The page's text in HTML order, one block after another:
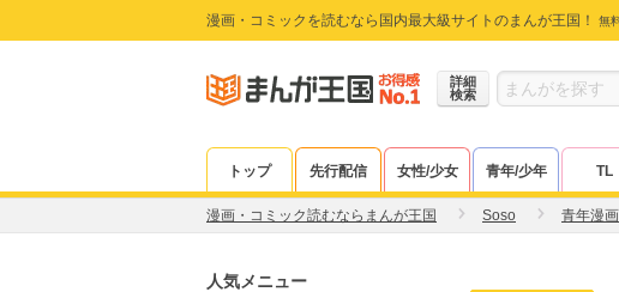
漫画・コミックを読むなら国内最大級サイトのまんが王国！ 無
詳細
検索
トップ 先行配信 女性/少女 青年/少年 TL
漫画・コミック読むならまんが王国 Soso 青年漫
人気メニュー